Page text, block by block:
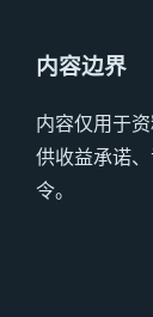
内容边界
内容仅用于
供收益承诺
令。